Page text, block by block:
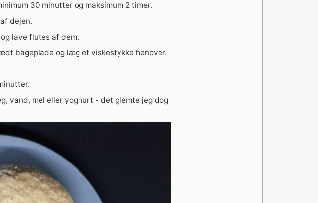
30 minutter og maksimum 2 timer.
dejen.
lave flutes af dem.
bageplade og læg et viskestykke henover.
vand, mel eller yoghurt - det glemte jeg dog